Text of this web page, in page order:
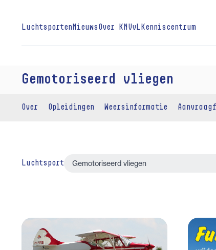
Luchtsporten Nieuws Over KNVvL Kenniscentrum
Gemotoriseerd vliegen
Over Opleidingen Weersinformatie
Luchtsport